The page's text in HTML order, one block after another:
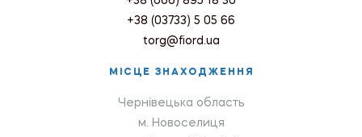
+38 (03733) 5 05 66
torg@fiord.ua
МІСЦЕ ЗНАХОДЖЕННЯ
Чернівецька область
м. Новоселиця